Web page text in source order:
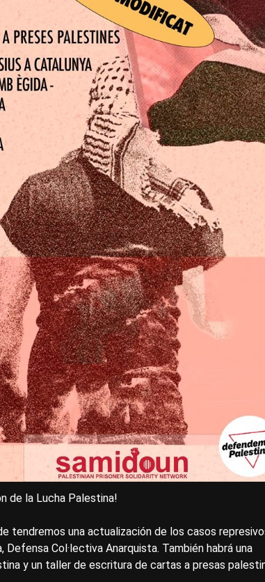
de la Lucha Palestina!
tendremos una actualización de los casos
Col·lectiva Anarquista. También habrá una
y un taller de escritura de cartas a presas